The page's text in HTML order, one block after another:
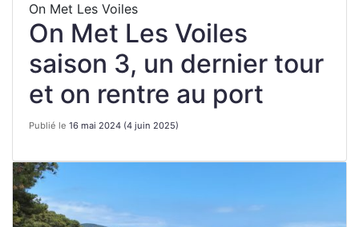
On Met Les Voiles
On Met Les Voiles
saison 3, un dernier tour
et on rentre au port
Publié le 16 mai 2024 (4 juin 2025)